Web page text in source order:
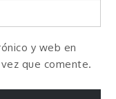
y web en
que comente.